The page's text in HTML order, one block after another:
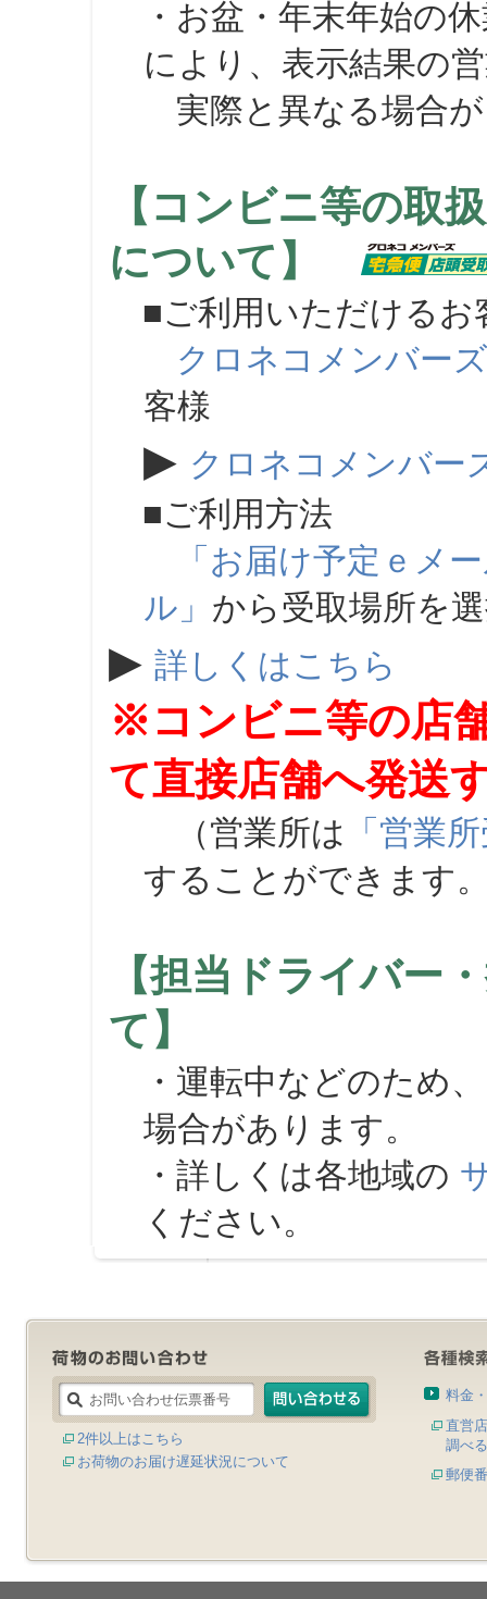
・お盆・年末年始の
により、表示結果の
実際と異なる場合が
【コンビニ等の取
について】
■ご利用いただけるお
クロネコメンバーズ
客様
▶ クロネコメンバー
■ご利用方法
「お届け予定ｅメ
ル」 から受取場所を
▶ 詳しくはこちら
※コンビニ等の店
て直接店舗へ発送
（営業所は 「営業
することができます
【担当ドライバー
て】
・運転中などのため
場合があります。
・詳しくは各地域の
ください。
2件以上はこちら
お荷物のお届け遅延状況について
料金
直営
調べる
郵便